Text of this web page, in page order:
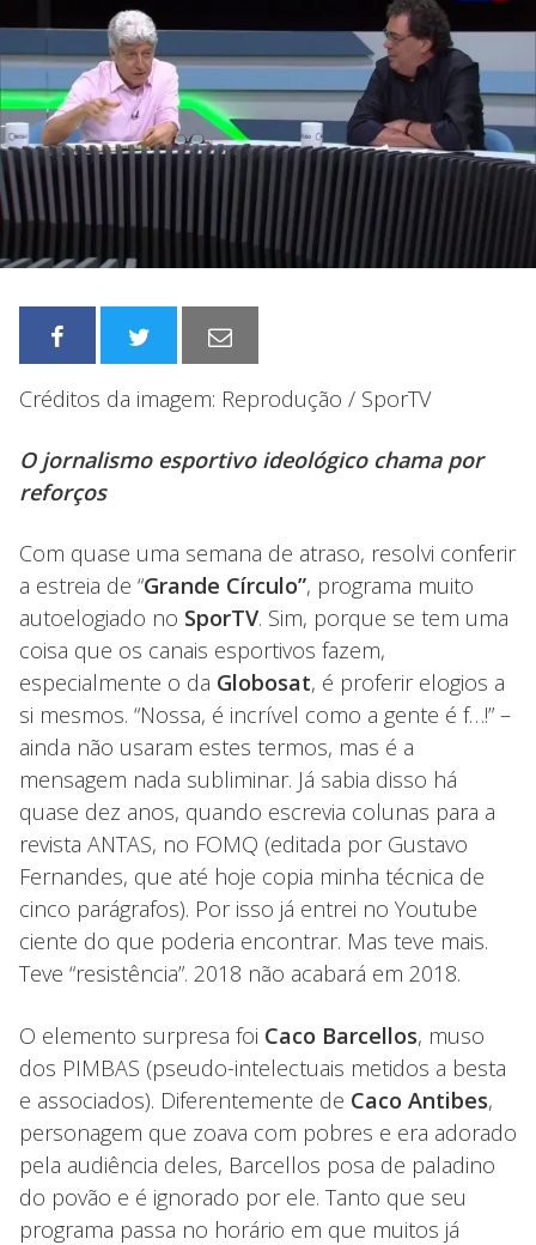
Créditos da imagem: Reprodução / SporTV
O jornalismo esportivo ideológico chama por
reforços
Com quase uma semana de atraso, resolvi conferir
a estreia de “Grande Círculo”, programa muito
autoelogiado no SporTV. Sim, porque se tem uma
coisa que os canais esportivos fazem,
especialmente o da Globosat, é proferir elogios a
si mesmos. “Nossa, é incrível como a gente é f…!” –
ainda não usaram estes termos, mas é a
mensagem nada subliminar. Já sabia disso há
quase dez anos, quando escrevia colunas para a
revista ANTAS, no FOMQ (editada por Gustavo
Fernandes, que até hoje copia minha técnica de
cinco parágrafos). Por isso já entrei no Youtube
ciente do que poderia encontrar. Mas teve mais.
Teve “resistência”. 2018 não acabará em 2018.
O elemento surpresa foi Caco Barcellos, muso
dos PIMBAS (pseudo-intelectuais metidos a besta
e associados). Diferentemente de Caco Antibes,
personagem que zoava com pobres e era adorado
pela audiência deles, Barcellos posa de paladino
do povão e é ignorado por ele. Tanto que seu
programa passa no horário em que muitos já